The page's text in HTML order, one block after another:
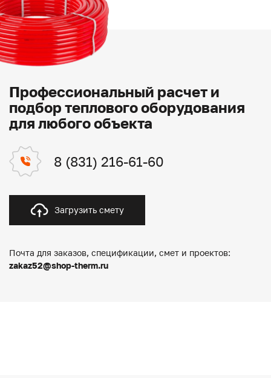
Профессиональный расчет и
подбор теплового оборудования
для любого объекта
8 (831) 216-61-60
Загрузить смету
Почта для заказов, спецификации, смет и проектов:
zakaz52@shop-therm.ru